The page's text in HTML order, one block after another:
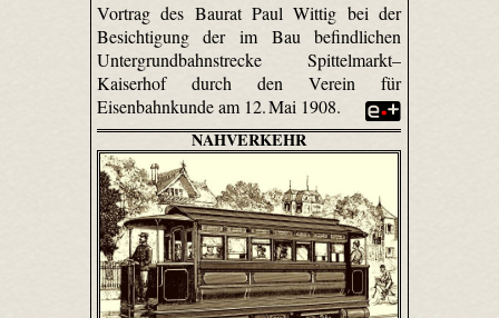
Vortrag des Baurat Paul Wittig bei der
Besichtigung der im Bau befindlichen
Untergrundbahnstrecke Spittelmarkt–
Kaiserhof durch den Verein für
Eisenbahnkunde am 12. Mai 1908.
NAHVERKEHR